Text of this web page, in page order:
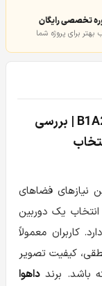
تخصصی رایگان
بهتر برای پروژه شما
دوربین مداربسته داهوا مدل B1A21P-U-A | بررسی
نیازهای فضاهای
یک دوربین
کاربران معمولاً
کیفیت تصویر
باشد. برند داهوا